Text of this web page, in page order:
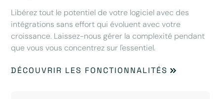
Libérez tout le potentiel de votre logiciel avec des
intégrations sans effort qui évoluent avec votre
croissance. Laissez-nous gérer la complexité pendant
que vous vous concentrez sur l'essentiel.
DÉCOUVRIR LES FONCTIONNALITÉS